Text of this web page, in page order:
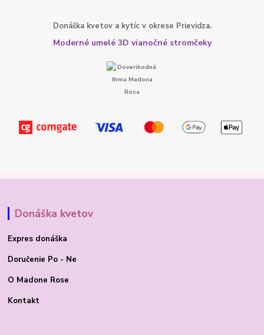
Donáška kvetov a kytíc v okrese Prievidza.
Moderné umelé 3D vianočné stromčeky
Donáška kvetov
Expres donáška
Doručenie Po - Ne
O Madone Rose
Kontakt